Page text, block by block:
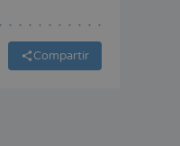
Compartir